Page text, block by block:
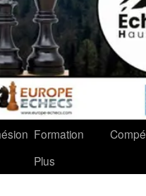
Formation
Plus